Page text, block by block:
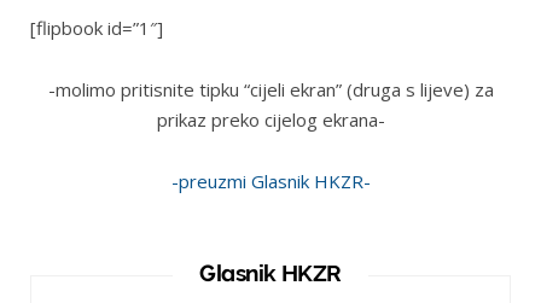
[flipbook id=”1″]
-molimo pritisnite tipku “cijeli ekran” (druga s lijeve) za
prikaz preko cijelog ekrana-
-preuzmi Glasnik HKZR-
Glasnik HKZR